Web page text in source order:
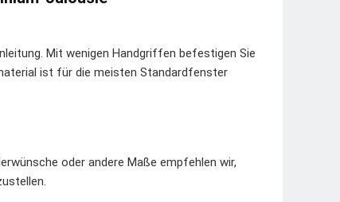
Mit wenigen Handgriffen befestigen Sie
ist für die meisten Standardfenster
oder andere Maße empfehlen wir,